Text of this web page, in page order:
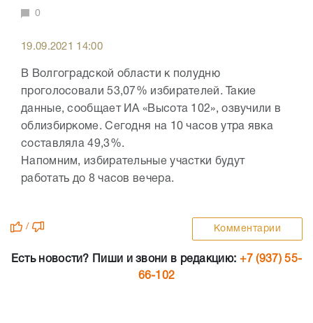
0
19.09.2021 14:00
В Волгоградской области к полудню
проголосовали 53,07% избирателей. Такие
данные, сообщает ИА «Высота 102», озвучили в
облизбиркоме. Сегодня на 10 часов утра явка
составляла 49,3%.
Напомним, избирательные участки будут
работать до 8 часов вечера.
/ Комментарии
Есть новости? Пиши и звони в редакцию: +7 (937) 55-
66-102